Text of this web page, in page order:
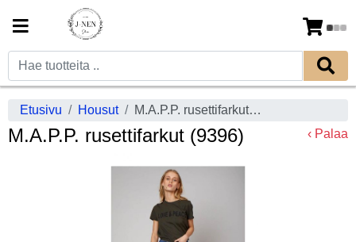
Etusivu Housut M.A.P.P. rusettifarkut (9396)
M.A.P.P. rusettifarkut (9396) ‹ Palaa